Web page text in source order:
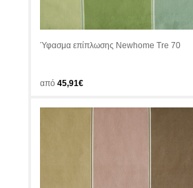
Ύφασμα επίπλωσης Newhome Tre 70
από 45,91€